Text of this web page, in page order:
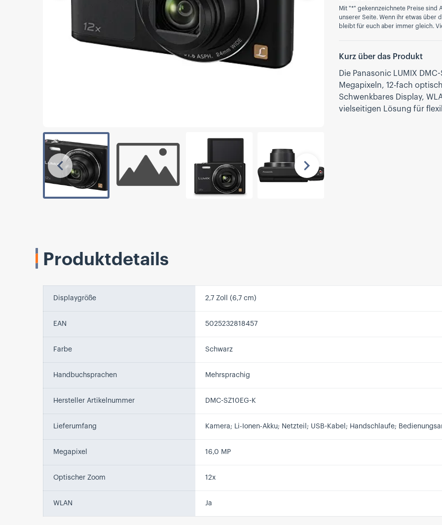
Vorherige Nächste
Mit "*" gekennzeichnete Preise sind
unserer Seite. Wenn ihr etwas über
bleibt für euch aber immer gleich.
Kurz über das Produkt
Die Panasonic LUMIX
Megapixeln, 12-fach
Schwenkbares Display,
vielseitigen Lösung für
Produktdetails
Displaygröße 2,7 Zoll (6,7 cm)
EAN 5025232818457
Farbe Schwarz
Handbuchsprachen Mehrsprachig
Hersteller Artikelnummer DMC-SZ10EG-K
Lieferumfang Kamera; Li-Ionen-Akku; Netzteil; USB-Kabel; Handschlaufe;
Megapixel 16,0 MP
Optischer Zoom 12x
WLAN Ja